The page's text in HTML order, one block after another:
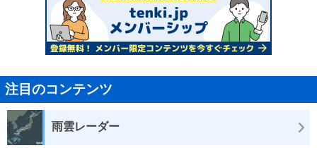
注目のコンテンツ
雨雲レーダー